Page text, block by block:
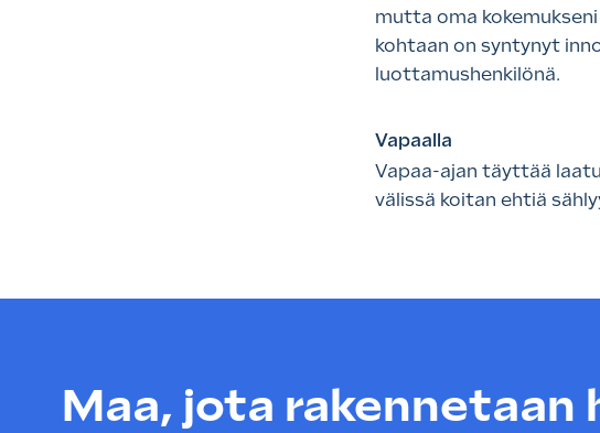
mutta oma
kohtaan on syntynyt
luottamushenkilönä.
Vapaalla
Vapaa-ajan täyttää
välissä koitan ehtiä
Maa, jota rakennetaan